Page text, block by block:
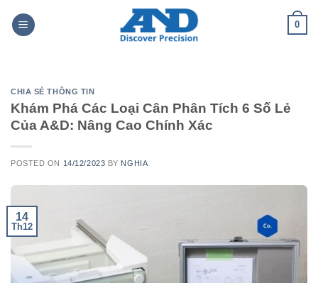
0
CHIA SẺ THÔNG TIN
Khám Phá Các Loại Cân Phân Tích 6 Số Lẻ
Của A&D: Nâng Cao Chính Xác
POSTED ON 14/12/2023 BY NGHIA
14
Th12